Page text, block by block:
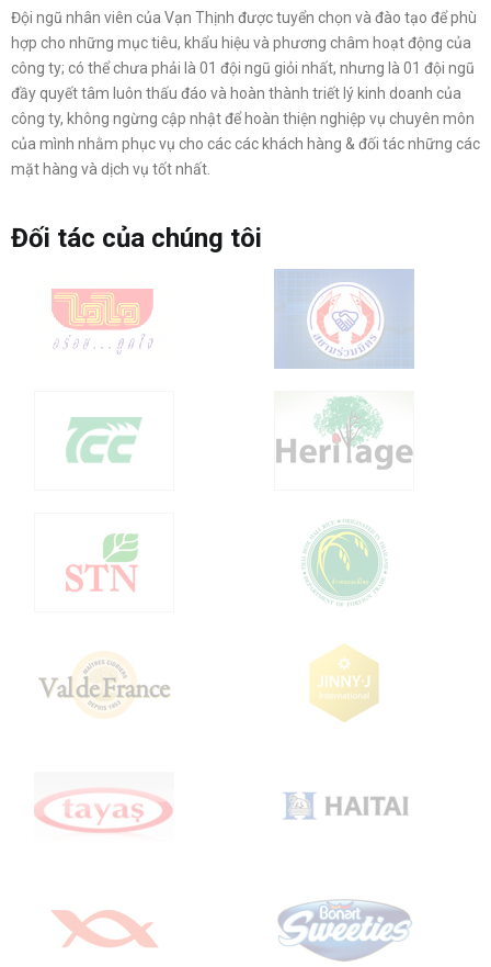
Đội ngũ nhân viên của Vạn Thịnh được tuyển chọn và đào tạo để phù
hợp cho những mục tiêu, khẩu hiệu và phương châm hoạt động của
công ty; có thể chưa phải là 01 đội ngũ giỏi nhất, nhưng là 01 đội ngũ
đầy quyết tâm luôn thấu đáo và hoàn thành triết lý kinh doanh của
công ty, không ngừng cập nhật để hoàn thiện nghiệp vụ chuyên môn
của mình nhằm phục vụ cho các các khách hàng & đối tác những các
mặt hàng và dịch vụ tốt nhất.
Đối tác của chúng tôi